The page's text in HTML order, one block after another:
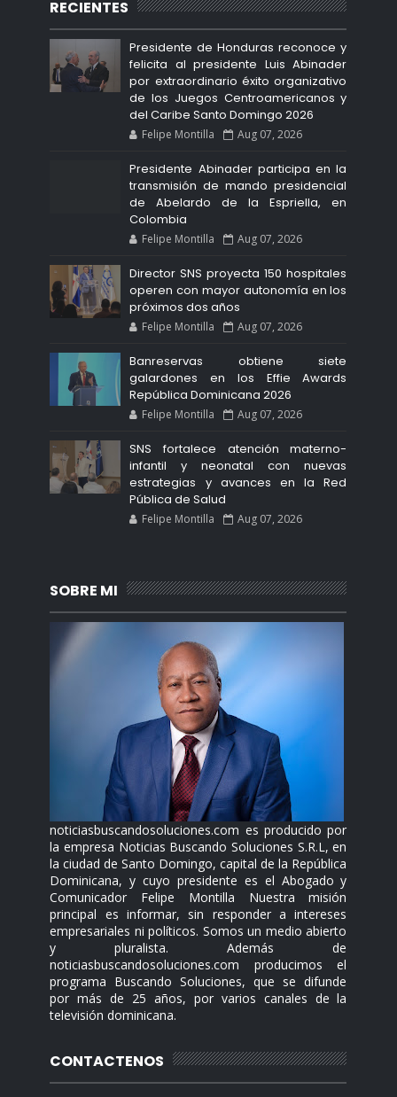
RECIENTES
Presidente de Honduras reconoce y
felicita al presidente Luis Abinader
por extraordinario éxito organizativo
de los Juegos Centroamericanos y
del Caribe Santo Domingo 2026
Felipe Montilla Aug 07, 2026
Presidente Abinader participa en la
transmisión de mando presidencial
de Abelardo de la Espriella, en
Colombia
Felipe Montilla Aug 07, 2026
Director SNS proyecta 150 hospitales
operen con mayor autonomía en los
próximos dos años
Felipe Montilla Aug 07, 2026
Banreservas obtiene siete
galardones en los Effie Awards
República Dominicana 2026
Felipe Montilla Aug 07, 2026
SNS fortalece atención materno-
infantil y neonatal con nuevas
estrategias y avances en la Red
Pública de Salud
Felipe Montilla Aug 07, 2026
SOBRE MI
noticiasbuscandosoluciones.com es producido por
la empresa Noticias Buscando Soluciones S.R.L, en
la ciudad de Santo Domingo, capital de la República
Dominicana, y cuyo presidente es el Abogado y
Comunicador Felipe Montilla Nuestra misión
principal es informar, sin responder a intereses
empresariales ni políticos. Somos un medio abierto
y pluralista. Además de
noticiasbuscandosoluciones.com producimos el
programa Buscando Soluciones, que se difunde
por más de 25 años, por varios canales de la
televisión dominicana.
CONTACTENOS